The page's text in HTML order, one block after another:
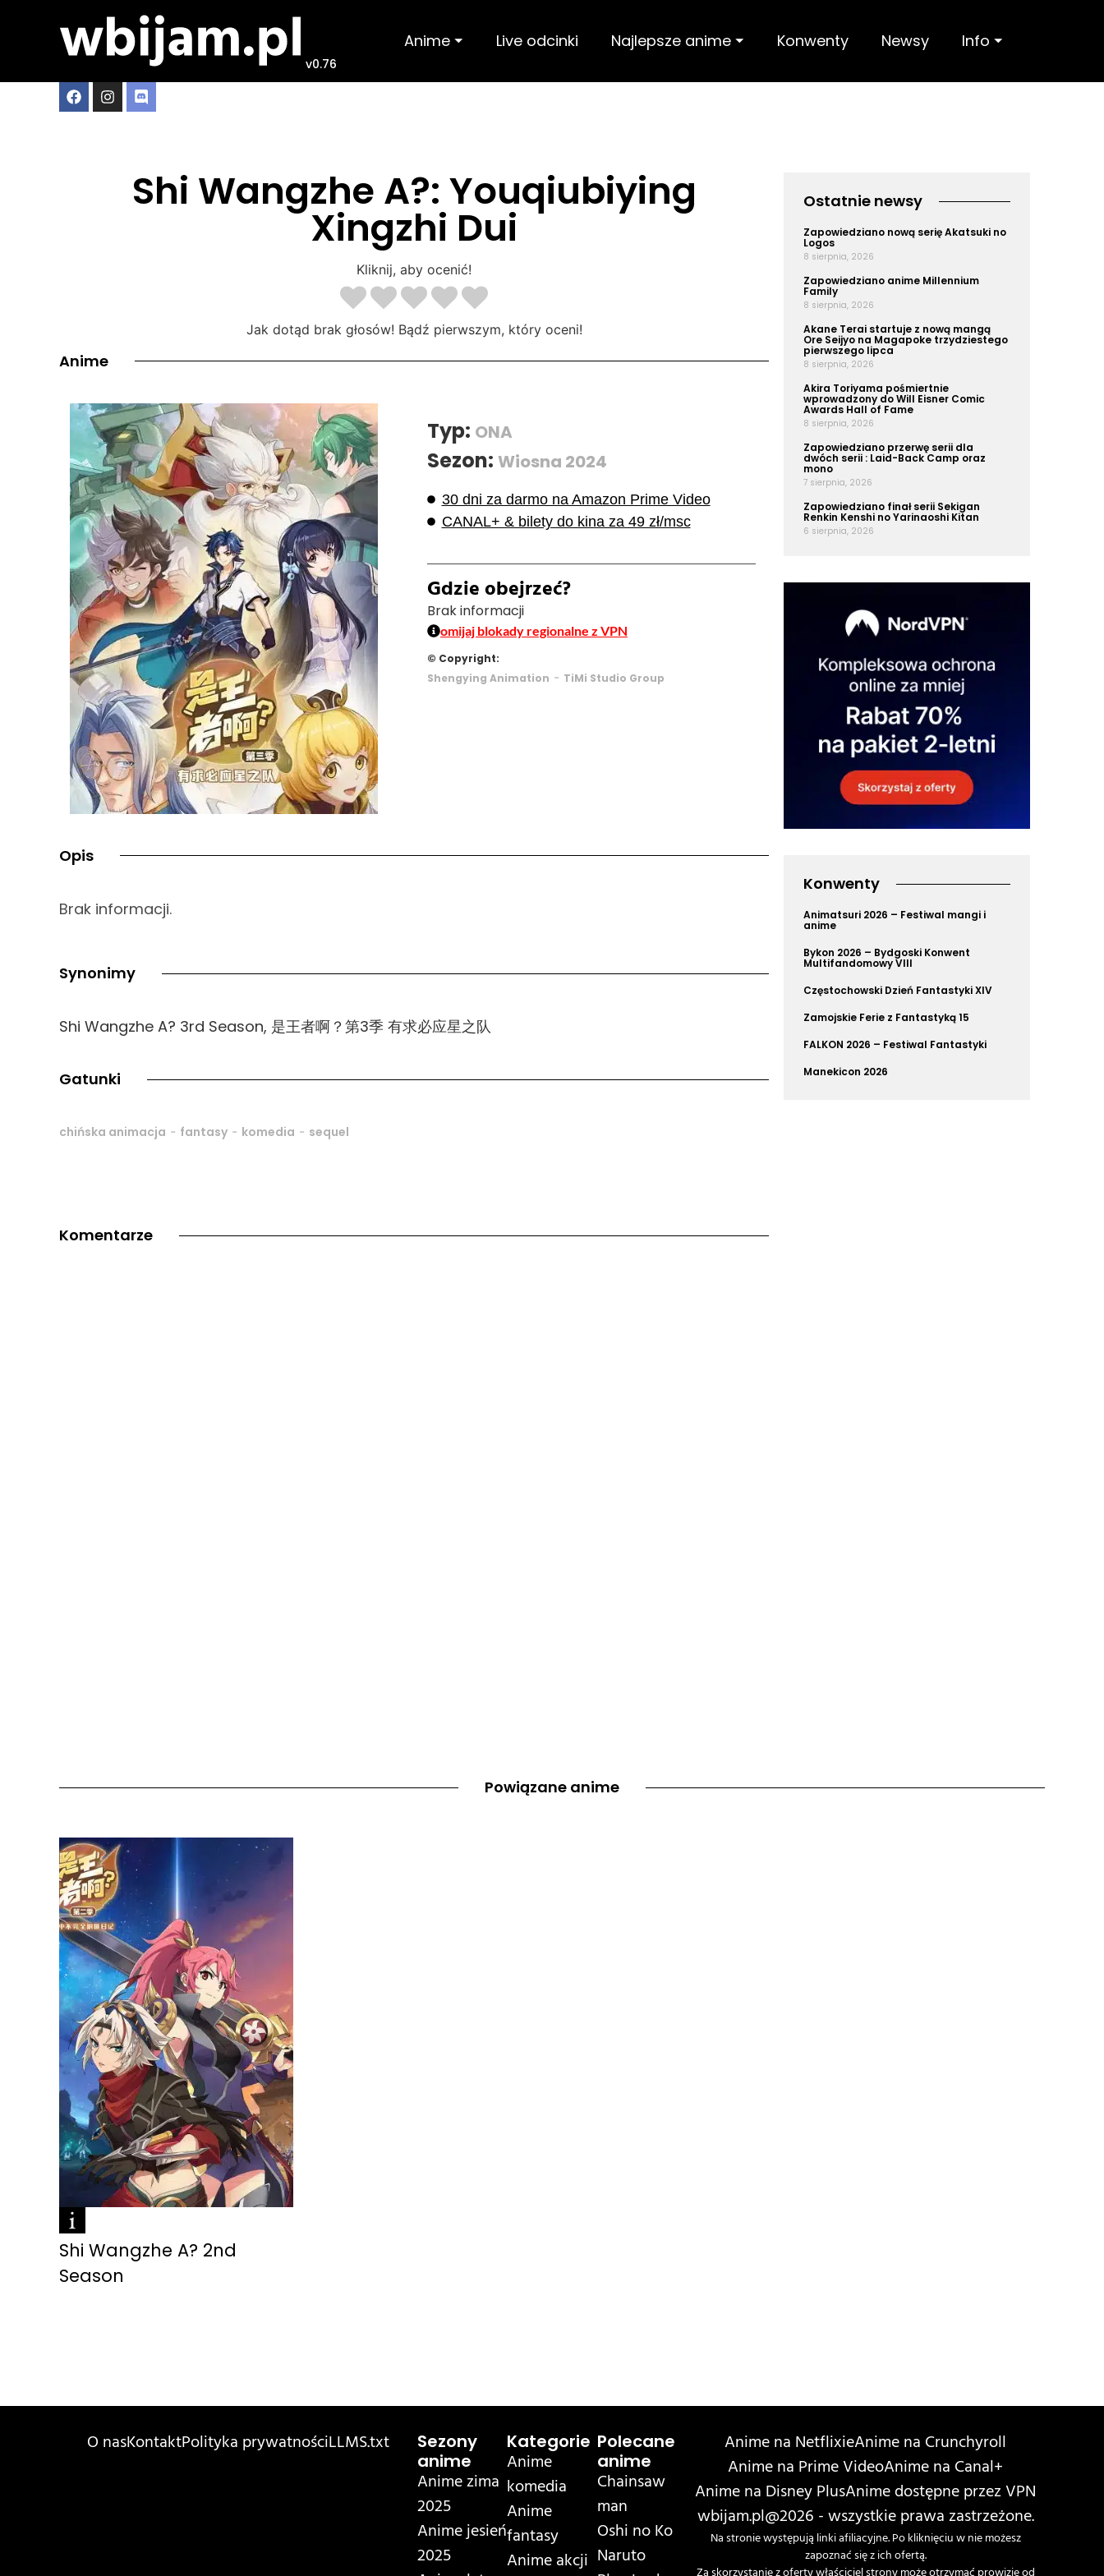
v0.76
Anime ⏷ Live odcinki Najlepsze anime ⏷ Konwenty Newsy Info ⏷
Shi Wangzhe A?: Youqiubiying
Xingzhi Dui
Kliknij, aby ocenić!
Jak dotąd brak głosów! Bądź pierwszym, który oceni!
Anime
Typ: ONA
Sezon: Wiosna 2024
30 dni za darmo na Amazon Prime Video
CANAL+ & bilety do kina za 49 zł/msc
Gdzie obejrzeć?
Brak informacji
omijaj blokady regionalne z VPN
© Copyright:
Shengying Animation - TiMi Studio Group
Opis
Brak informacji.
Synonimy
Shi Wangzhe A? 3rd Season, 是王者啊？第3季 有求必应星之队
Gatunki
chińska animacja - fantasy - komedia - sequel
Komentarze
Ostatnie newsy
Zapowiedziano nową serię Akatsuki no
Logos
8 sierpnia, 2026
Zapowiedziano anime Millennium
Family
8 sierpnia, 2026
Akane Terai startuje z nową mangą
Ore Seijyo na Magapoke trzydziestego
pierwszego lipca
8 sierpnia, 2026
Akira Toriyama pośmiertnie
wprowadzony do Will Eisner Comic
Awards Hall of Fame
8 sierpnia, 2026
Zapowiedziano przerwę serii dla
dwóch serii : Laid-Back Camp oraz
mono
7 sierpnia, 2026
Zapowiedziano finał serii Sekigan
Renkin Kenshi no Yarinaoshi Kitan
6 sierpnia, 2026
Konwenty
Animatsuri 2026 – Festiwal mangi i
anime
Bykon 2026 – Bydgoski Konwent
Multifandomowy VIII
Częstochowski Dzień Fantastyki XIV
Zamojskie Ferie z Fantastyką 15
FALKON 2026 – Festiwal Fantastyki
Manekicon 2026
Powiązane anime
Shi Wangzhe A? 2nd
Season
O nasKontaktPolityka prywatnościLLMS.txt
Sezony
anime
Anime zima
2025
Anime jesień
2025
Kategorie
Anime
komedia
Anime
fantasy
Anime akcji
Polecane
anime
Chainsaw
man
Oshi no Ko
Naruto
Anime na NetflixieAnime na Crunchyroll
Anime na Prime VideoAnime na Canal+
Anime na Disney PlusAnime dostępne przez VPN
wbijam.pl@2026 - wszystkie prawa zastrzeżone.
Na stronie występują linki afiliacyjne. Po kliknięciu w nie możesz
zapoznać się z ich ofertą.